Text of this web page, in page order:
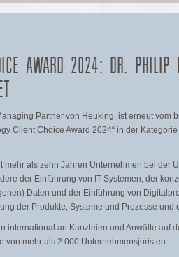
AWARD 2024: DR.
Partner von Heuking, ist erneut vom
Client Choice Award 2024“ in der
mehr als zehn Jahren Unternehmen bei der
der Einführung von IT-Systemen, der
Daten und der Einführung von
der Produkte, Systeme und Prozesse und
international an Kanzleien und Anwälte auf
von mehr als 2.000 Unternehmensjuristen.